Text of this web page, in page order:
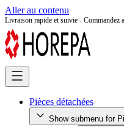
Aller au contenu
Livraison rapide et suivie - Commandez
Pièces détachées
Show submenu for